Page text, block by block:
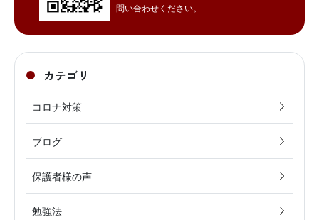
問い合わせください。
カテゴリ
コロナ対策
ブログ
保護者様の声
勉強法